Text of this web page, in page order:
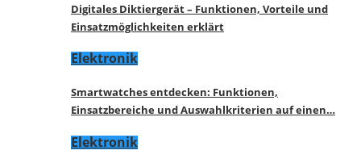
Digitales Diktiergerät – Funktionen, Vorteile und
Einsatzmöglichkeiten erklärt
Elektronik
Smartwatches entdecken: Funktionen,
Einsatzbereiche und Auswahlkriterien auf einen…
Elektronik